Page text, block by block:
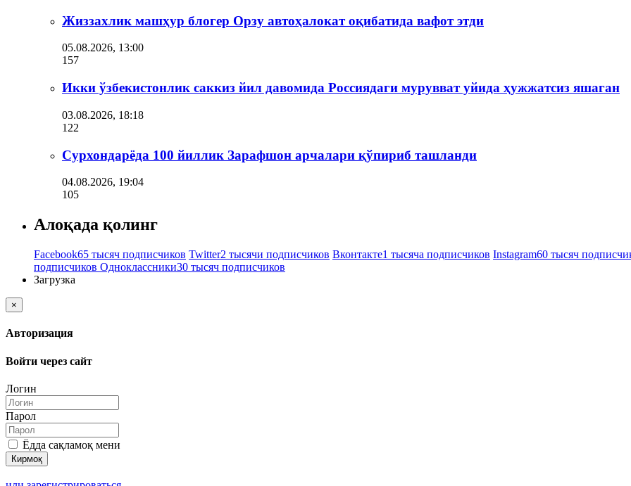
Жиззахлик машҳур блогер Орзу автоҳалокат оқибатида вафот этди
05.08.2026, 13:00
157
Икки ўзбекистонлик саккиз йил давомида Россиядаги мурувват уйида ҳужжатсиз яшаган
03.08.2026, 18:18
122
Сурхондарёда 100 йиллик Зарафшон арчалари қўпириб ташланди
04.08.2026, 19:04
105
Алоқада қолинг
Facebook65 тысяч подписчиков Twitter2 тысячи подписчиков Вконтакте1 тысяча подписчиков Instagram60 тысяч
подписчиков Одноклассники30 тысяч подписчиков
Загрузка
×
Авторизация
Войти через сайт
Логин
Парол
Ёдда сақламоқ мени